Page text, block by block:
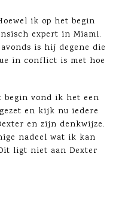
ik op het begin
expert in Miami.
is hij degene die
in conflict is met hoe
begin vond ik het een
en kijk nu iedere
en zijn denkwijze.
nadeel wat ik kan
ligt niet aan Dexter